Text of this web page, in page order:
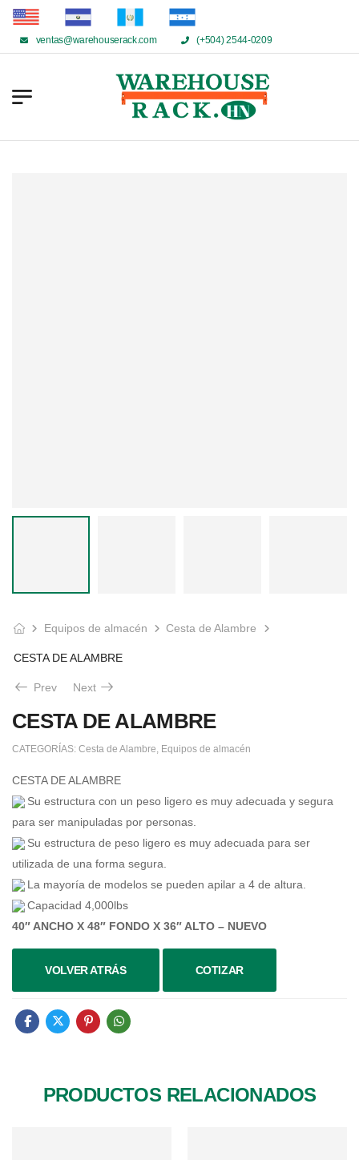
ventas@warehouserack.com (+504) 2544-0209
Equipos de almacén Cesta de Alambre
CESTA DE ALAMBRE
Prev Next
CESTA DE ALAMBRE
CATEGORÍAS: Cesta de Alambre Equipos de almacén
CESTA DE ALAMBRE
Su estructura con un peso ligero es muy adecuada y segura
para ser manipuladas por personas.
Su estructura de peso ligero es muy adecuada para ser
utilizada de una forma segura.
La mayoría de modelos se pueden apilar a 4 de altura.
Capacidad 4,000lbs
40″ ANCHO X 48″ FONDO X 36″ ALTO – NUEVO
VOLVER ATRÁS COTIZAR
PRODUCTOS RELACIONADOS